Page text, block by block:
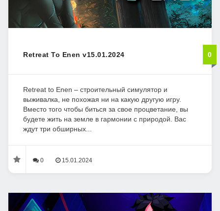
Retreat To Enen v15.01.2024 0
Retreat to Enen – строительный симулятор и
выживалка, не похожая ни на какую другую игру.
Вместо того чтобы биться за свое процветание, вы
будете жить на земле в гармонии с природой. Вас
ждут три обширных...
0 15.01.2024